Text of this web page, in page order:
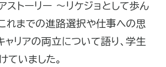
ストーリー ～リケジョとして歩ん
れまでの進路選択や仕事への思
ャリアの両立について語り、学生
ていました。